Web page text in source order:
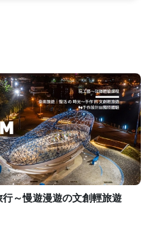
～慢遊漫遊の文創輕旅遊